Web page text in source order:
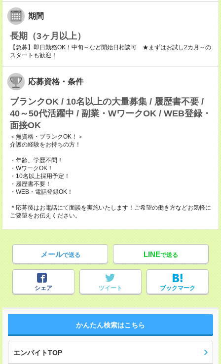
期間
長期（3ヶ月以上）
【急募】即日勤務OK！中旬～など開始日相談可 ★まずはお試し2カ月～の
スタートも歓迎！
応募資格・条件
ブランクOK / 10名以上の大量募集 / 履歴書不要 /
40～50代活躍中 / 副業・WワークOK / WEB登録・
面接OK
＜無資格・ブランクOK！＞
介護の経験をお持ちの方！
・年齢、学歴不問！
・WワークOK！
・10名以上採用予定！
・履歴書不要！
・WEB・電話登録OK！
＊応募後はお電話にて面談を実施いたします！ご希望の働き方などお気軽に
ご要望をお伝えください。
メールで送る LINEで送る
シェア ツイート ブックマーク
かんたん検索はこちら
エンバイトTOP